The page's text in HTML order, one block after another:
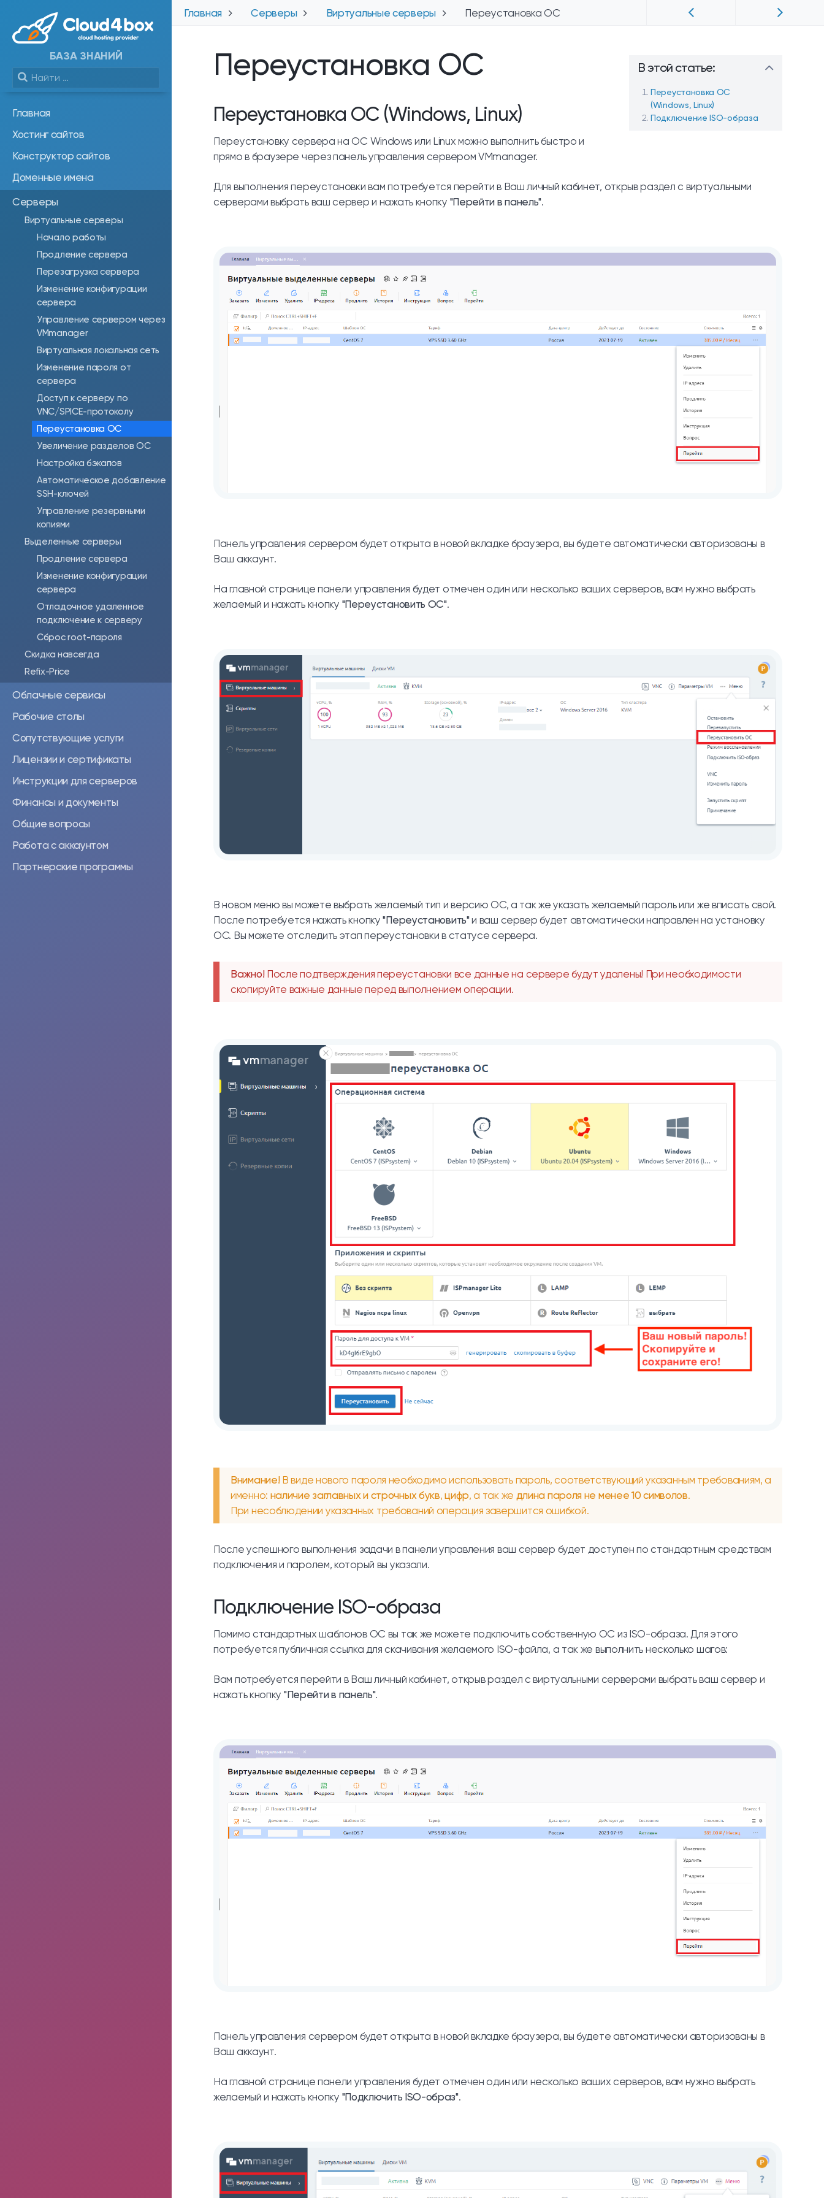
БАЗА ЗНАНИЙ
Главная
Хостинг сайтов
Конструктор сайтов
Доменные имена
Серверы
Виртуальные серверы
Начало работы
Продление сервера
Перезагрузка сервера
Изменение конфигурации
сервера
Управление сервером через
VMmanager
Виртуальная локальная сеть
Изменение пароля от
сервера
Доступ к серверу по
VNC/SPICE-протоколу
Переустановка ОС
Увеличение разделов ОС
Настройка бэкапов
Автоматическое добавление
SSH-ключей
Управление резервными
копиями
Выделенные серверы
Продление сервера
Изменение конфигурации
сервера
Отладочное удаленное
подключение к серверу
Сброс root-пароля
Скидка навсегда
Refix-Price
Облачные сервисы
Рабочие столы
Сопутствующие услуги
Лицензии и сертификаты
Инструкции для серверов
Финансы и документы
Общие вопросы
Работа с аккаунтом
Партнерские программы
Главная Серверы Виртуальные серверы Переустановка ОС
В этой статье:
Переустановка ОС
(Windows, Linux)
Подключение ISO-образа
Переустановка ОС
Переустановка ОС (Windows, Linux)
Переустановку сервера на ОС Windows или Linux можно выполнить быстро и
прямо в браузере через панель управления сервером VMmanager.
Для выполнения переустановки вам потребуется перейти в Ваш личный кабинет, открыв раздел с виртуальными
серверами выбрать ваш сервер и нажать кнопку "Перейти в панель".
Панель управления сервером будет открыта в новой вкладке браузера, вы будете автоматически авторизованы в
Ваш аккаунт.
На главной странице панели управления будет отмечен один или несколько ваших серверов, вам нужно выбрать
желаемый и нажать кнопку "Переустановить ОС".
В новом меню вы можете выбрать желаемый тип и версию ОС, а так же указать желаемый пароль или же вписать свой.
После потребуется нажать кнопку"Переустановить"и ваш сервер будет автоматически направлен на установку
ОС. Вы можете отследить этап переустановки в статусе сервера.
Важно!После подтверждения переустановки все данные на сервере будут удалены! При необходимости
скопируйте важные данные перед выполнением операции.
Внимание!В виде нового пароля необходимо использовать пароль, соответствующий указанным требованиям, а
именно: наличие заглавных и строчных букв,цифр, а так же длина пароля не менее 10 символов.
При несоблюдении указанных требований операция завершится ошибкой.
После успешного выполнения задачи в панели управления ваш сервер будет доступен по стандартным средствам
подключения и паролем, который вы указали.
Подключение ISO-образа
Помимо стандартных шаблонов ОС вы так же можете подключить собственную ОС из ISO-образа. Для этого
потребуется публичная ссылка для скачивания желаемого ISO-файла, а так же выполнить несколько шагов:
Вам потребуется перейти в Ваш личный кабинет, открыв раздел с виртуальными серверами выбрать ваш сервер и
нажать кнопку "Перейти в панель".
Панель управления сервером будет открыта в новой вкладке браузера, вы будете автоматически авторизованы в
Ваш аккаунт.
На главной странице панели управления будет отмечен один или несколько ваших серверов, вам нужно выбрать
желаемый и нажать кнопку "Подключить ISO-образ".